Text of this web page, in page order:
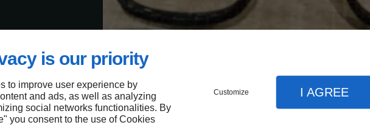
is our priority
to improve user experience by
and ads, as well as analyzing
social networks functionalities. By
you consent to the use of Cookies
Customize I AGREE